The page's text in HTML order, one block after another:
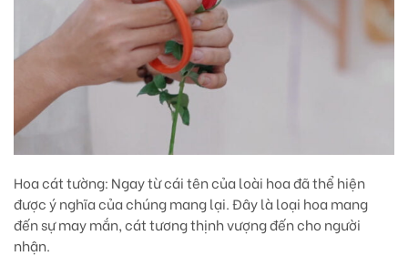
Hoa cát tường: Ngay từ cái tên của loài hoa đã thể hiện
được ý nghĩa của chúng mang lại. Đây là loại hoa mang
đến sự may mắn, cát tương thịnh vượng đến cho người
nhận.